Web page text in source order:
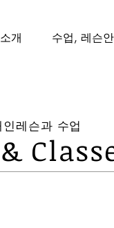
개 수업, 레슨
레슨과 수업